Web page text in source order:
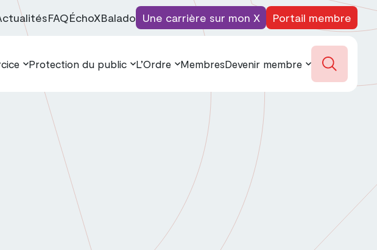
FAQÉchoXBalado Une carrière sur mon X Portail membre
Protection du public L’Ordre MembresDevenir membre